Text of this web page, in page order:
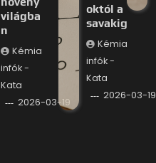
világba
n
Kémia
infók -
Kata
2026-03-19
októl a
savakig
Kémia
infók -
Kata
2026-03-19